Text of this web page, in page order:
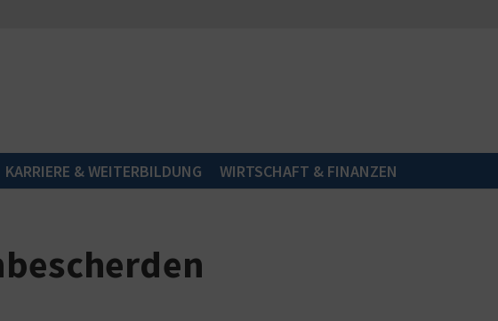
KARRIERE & WEITERBILDUNG WIRTSCHAFT & FINANZEN